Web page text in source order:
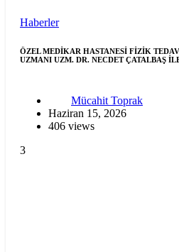
Haberler
ÖZEL MEDİKAR HASTANESİ FİZİK
UZMANI UZM. DR. NECDET ÇATALBAŞ
Mücahit Toprak
Haziran 15, 2026
406 views
3